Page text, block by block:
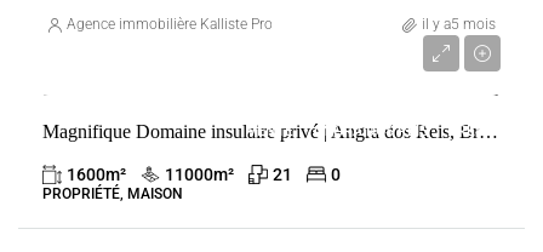
Agence immobilière Kalliste Properties il y a5 mois
VENTE ANGRA DOS REIS BRÉSILMagnifique Domaine insulaire privé | Angra dos Reis, Brésil
1600m² 11000m² 21 0
PROPRIÉTÉ, MAISON